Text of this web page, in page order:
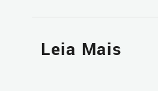
Leia Mais